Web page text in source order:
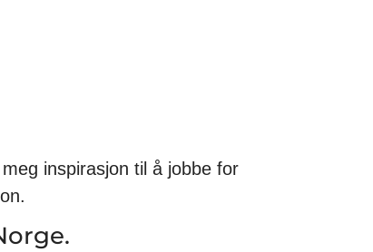
inspirasjon til å jobbe for